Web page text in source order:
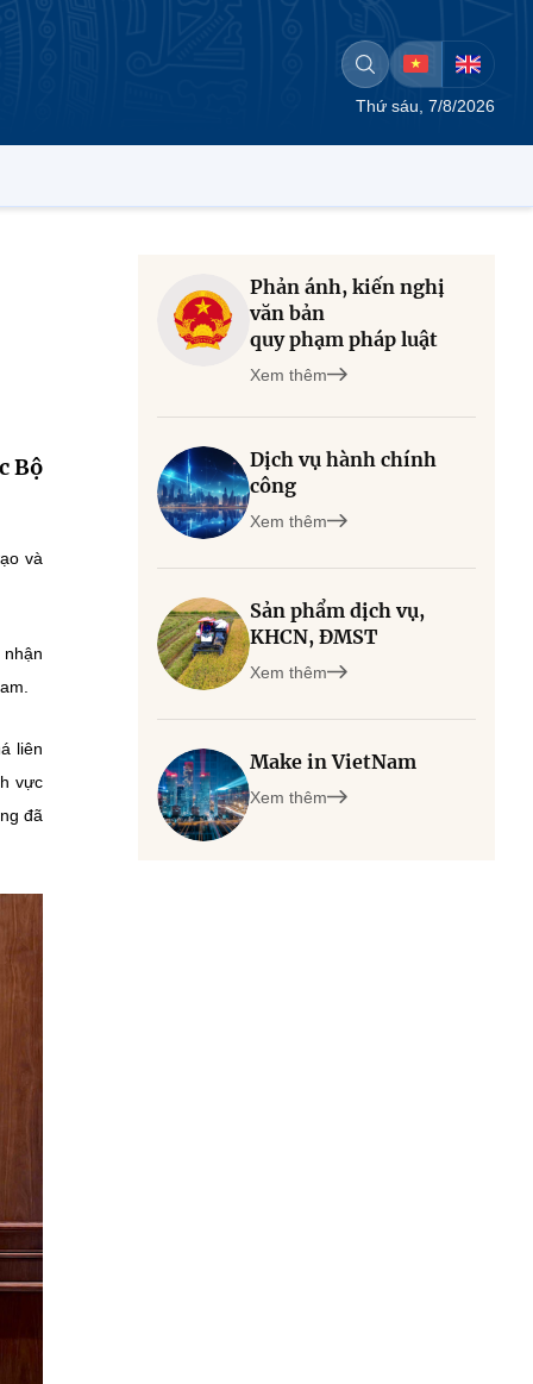
Thứ sáu, 7/8/2026
Bộ
và
liên
vực
đã
Phản ánh, kiến nghị
văn bản
quy phạm pháp luật
Xem thêm
Dịch vụ hành chính
công
Xem thêm
Sản phẩm dịch vụ,
KHCN, ĐMST
Xem thêm
Make in VietNam
Xem thêm